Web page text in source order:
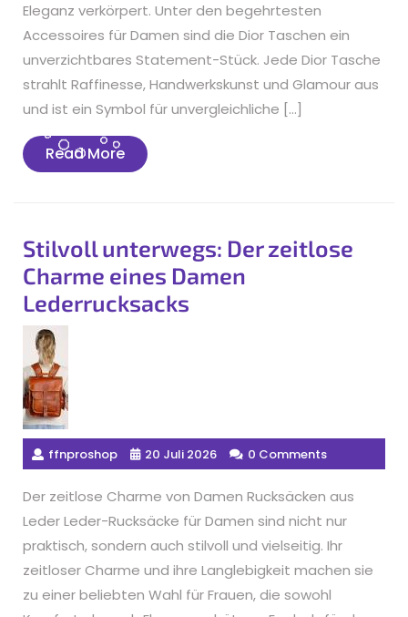
Eleganz verkörpert. Unter den begehrtesten
Accessoires für Damen sind die Dior Taschen ein
unverzichtbares Statement-Stück. Jede Dior Tasche
strahlt Raffinesse, Handwerkskunst und Glamour aus
und ist ein Symbol für unvergleichliche […]
Read MoreRead
More
Stilvoll unterwegs: Der zeitlose
Charme eines Damen
Lederrucksacks
ffnproshop 20 Juli 2026 0 Comments
Der zeitlose Charme von Damen Rucksäcken aus
Leder Leder-Rucksäcke für Damen sind nicht nur
praktisch, sondern auch stilvoll und vielseitig. Ihr
zeitloser Charme und ihre Langlebigkeit machen sie
zu einer beliebten Wahl für Frauen, die sowohl